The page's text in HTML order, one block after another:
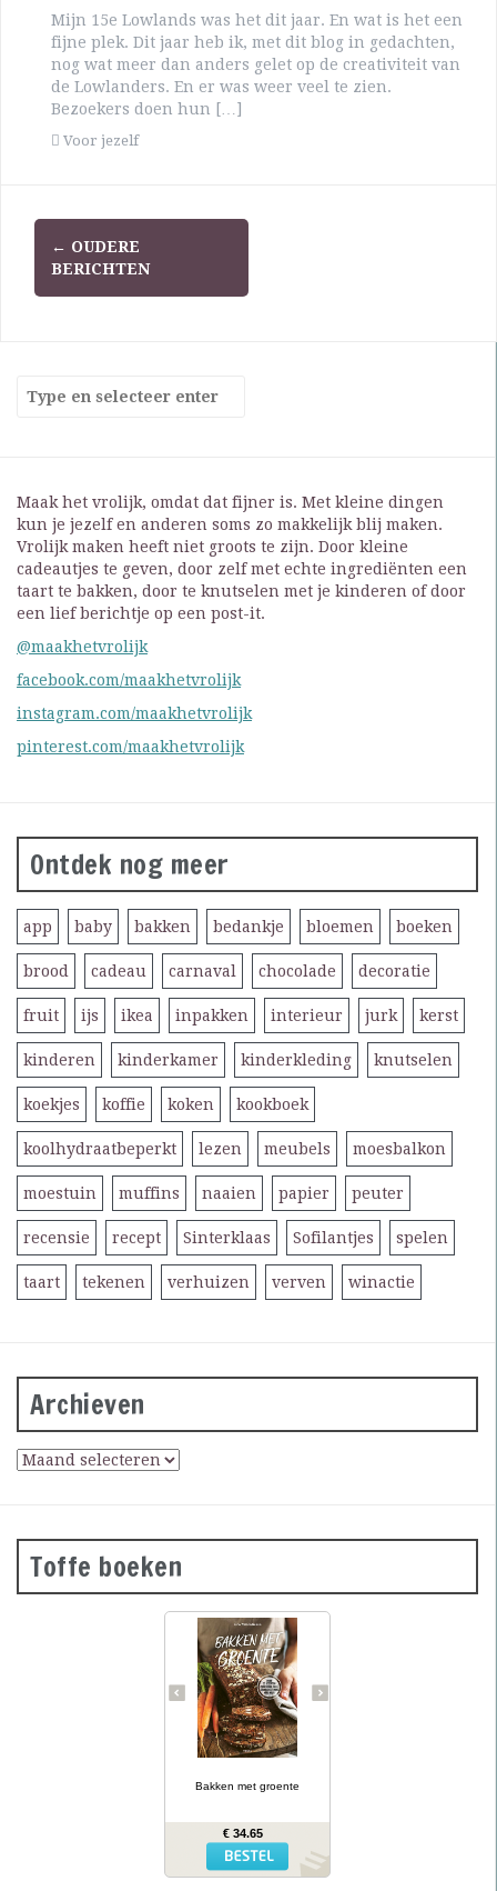
Mijn 15e Lowlands was het dit jaar. En wat is het een
fijne plek. Dit jaar heb ik, met dit blog in gedachten,
nog wat meer dan anders gelet op de creativiteit van
de Lowlanders. En er was weer veel te zien.
Bezoekers doen hun […]
Voor jezelf
← OUDERE
BERICHTEN
Maak het vrolijk, omdat dat fijner is. Met kleine dingen
kun je jezelf en anderen soms zo makkelijk blij maken.
Vrolijk maken heeft niet groots te zijn. Door kleine
cadeautjes te geven, door zelf met echte ingrediënten een
taart te bakken, door te knutselen met je kinderen of door
een lief berichtje op een post-it.
@maakhetvrolijk
facebook.com/maakhetvrolijk
instagram.com/maakhetvrolijk
pinterest.com/maakhetvrolijk
Ontdek nog meer
app baby bakken bedankje bloemen boeken
brood cadeau carnaval chocolade decoratie
fruit ijs ikea inpakken interieur jurk kerst
kinderen kinderkamer kinderkleding knutselen
koekjes koffie koken kookboek
koolhydraatbeperkt lezen meubels moesbalkon
moestuin muffins naaien papier peuter
recensie recept Sinterklaas Sofilantjes spelen
taart tekenen verhuizen verven winactie
Archieven
Toffe boeken
courgettebaguettes,
wortelbroodjes en
roggecrackers met
knolselderij: wanneer je
groente in het deeg doet,
krijg je mals en kleurrijk
brood dat ook nog eens
gezonder is dan gewoon
brood. In Bakken met
kookboekenauteur en
recepten (waarvan vele
glutenvrij) voor broden,
bolletjes, baguettes,
crackers en zoete
… lees meer
Bakken met groente
€ 34.65